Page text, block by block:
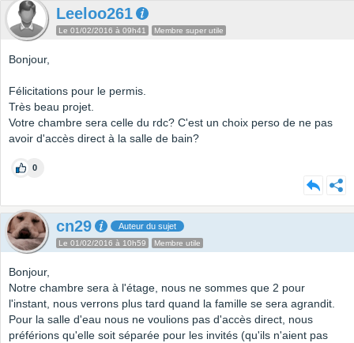
Leeloo261
Le 01/02/2016 à 09h41 Membre super utile
Bonjour,
Félicitations pour le permis.
Très beau projet.
Votre chambre sera celle du rdc? C'est un choix perso de ne pas
avoir d'accès direct à la salle de bain?
0
cn29 Auteur du sujet
Le 01/02/2016 à 10h59 Membre utile
Bonjour,
Notre chambre sera à l'étage, nous ne sommes que 2 pour
l'instant, nous verrons plus tard quand la famille se sera agrandit.
Pour la salle d'eau nous ne voulions pas d'accès direct, nous
préférions qu'elle soit séparée pour les invités (qu'ils n'aient pas